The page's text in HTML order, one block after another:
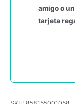
amigo o
tarjeta